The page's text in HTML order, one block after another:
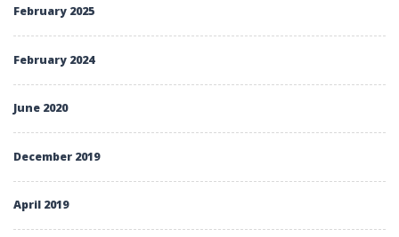
February 2025
February 2024
June 2020
December 2019
April 2019